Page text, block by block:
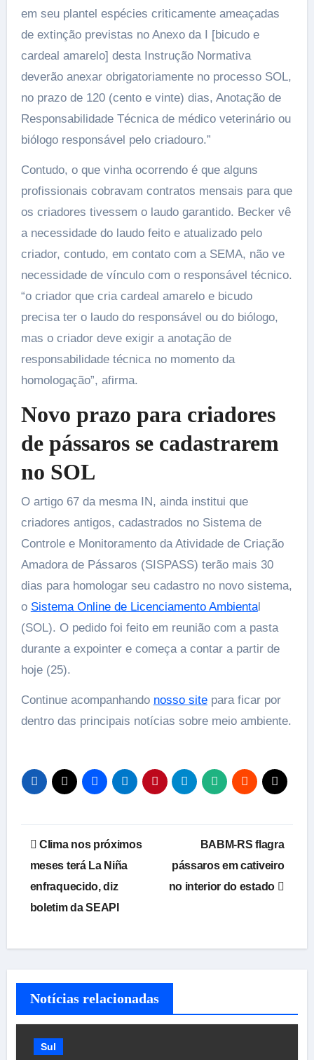
em seu plantel espécies criticamente ameaçadas
de extinção previstas no Anexo da I [bicudo e
cardeal amarelo] desta Instrução Normativa
deverão anexar obrigatoriamente no processo SOL,
no prazo de 120 (cento e vinte) dias, Anotação de
Responsabilidade Técnica de médico veterinário ou
biólogo responsável pelo criadouro.”
Contudo, o que vinha ocorrendo é que alguns
profissionais cobravam contratos mensais para que
os criadores tivessem o laudo garantido. Becker vê
a necessidade do laudo feito e atualizado pelo
criador, contudo, em contato com a SEMA, não ve
necessidade de vínculo com o responsável técnico.
“o criador que cria cardeal amarelo e bicudo
precisa ter o laudo do responsável ou do biólogo,
mas o criador deve exigir a anotação de
responsabilidade técnica no momento da
homologação”, afirma.
Novo prazo para criadores
de pássaros se cadastrarem
no SOL
O artigo 67 da mesma IN, ainda institui que
criadores antigos, cadastrados no Sistema de
Controle e Monitoramento da Atividade de Criação
Amadora de Pássaros (SISPASS) terão mais 30
dias para homologar seu cadastro no novo sistema,
o Sistema Online de Licenciamento Ambiental
(SOL). O pedido foi feito em reunião com a pasta
durante a expointer e começa a contar a partir de
hoje (25).
Continue acompanhando nosso sitepara ficar por
dentro das principais notícias sobre meio ambiente.
Navegação
de
Post
Clima nos próximos
meses terá La Niña
enfraquecido, diz
boletim da SEAPI
BABM-RS flagra
pássaros em cativeiro
no interior do estado
Notícias relacionadas
Sul